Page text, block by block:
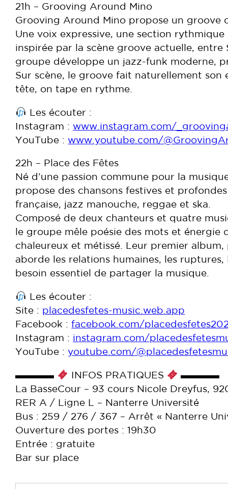
21h – Grooving Around Mino
Grooving Around Mino propose un groove
Une voix expressive, une section
inspirée par la scène groove actuelle, entre
groupe développe un jazz-funk moderne,
Sur scène, le groove fait naturellement son
tête, on tape en rythme.
Les écouter :
Instagram : www.instagram.com/
YouTube : www.youtube.com/
22h – Place des Fêtes
Né d’une passion commune pour la
propose des chansons festives et
française, jazz manouche, reggae et ska.
Composé de deux chanteurs et quatre
le groupe mêle poésie des mots et énergie
chaleureux et métissé. Leur premier album,
aborde les relations humaines, les
besoin essentiel de partager la musique.
Les écouter :
Site : placedesfetes-music.web.app
Facebook :facebook.com/
Instagram : instagram.com/
YouTube :youtube.com/
▬▬▬▬ INFOS PRATIQUES
▬▬▬▬
La BasseCour – 93 cours Nicole Dreyfus,
RER A / Ligne L – Nanterre Université
Bus : 259 / 276 / 367 – Arrêt « Nanterre
Ouverture des portes : 19h30
Entrée : gratuite
Bar sur place